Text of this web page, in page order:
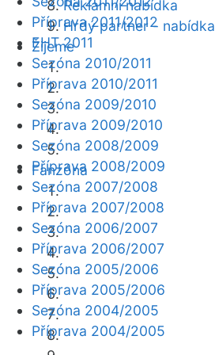
Reklamní nabídka
Hrdý partner - nabídka
Žijeme
Fanzóna
Příprava 2011/2012
EHT 2011
Sezóna 2010/2011
Příprava 2010/2011
Sezóna 2009/2010
Příprava 2009/2010
Sezóna 2008/2009
Příprava 2008/2009
Sezóna 2007/2008
Příprava 2007/2008
Sezóna 2006/2007
Příprava 2006/2007
Sezóna 2005/2006
Příprava 2005/2006
Sezóna 2004/2005
Příprava 2004/2005